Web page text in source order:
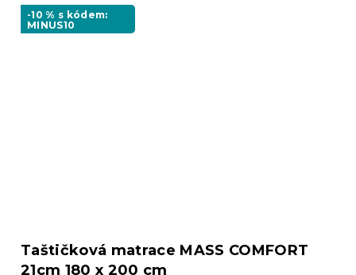
-10 % s kódem:
MINUS10
Taštičková matrace MASS COMFORT
21cm 180 x 200 cm